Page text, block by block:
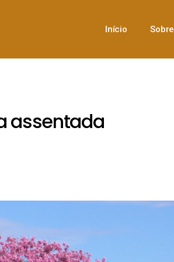
Início Sobre
assentada